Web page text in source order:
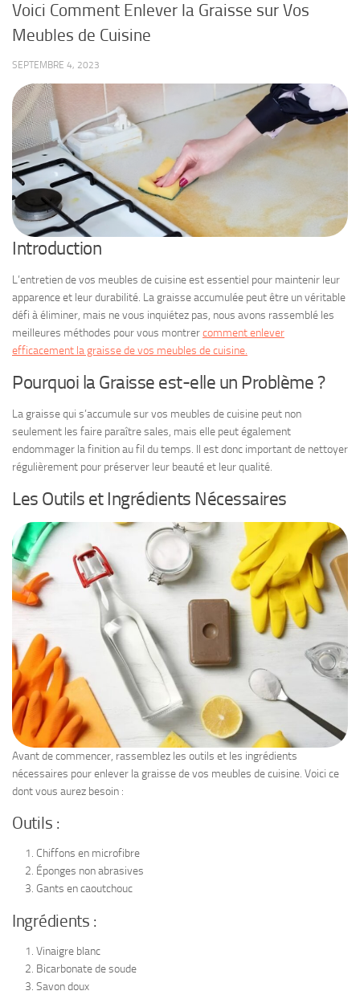
Voici Comment Enlever la Graisse sur Vos
Meubles de Cuisine
SEPTEMBRE 4, 2023
Introduction
L’entretien de vos meubles de cuisine est essentiel pour maintenir leur
apparence et leur durabilité. La graisse accumulée peut être un véritable
défi à éliminer, mais ne vous inquiétez pas, nous avons rassemblé les
meilleures méthodes pour vous montrercomment enlever
efficacement la graisse de vos meubles de cuisine.
Pourquoi la Graisse est-elle un Problème ?
La graisse qui s’accumule sur vos meubles de cuisine peut non
seulement les faire paraître sales, mais elle peut également
endommager la finition au fil du temps. Il est donc important de nettoyer
régulièrement pour préserver leur beauté et leur qualité.
Les Outils et Ingrédients Nécessaires
Avant de commencer, rassemblez les outils et les ingrédients
nécessaires pour enlever la graisse de vos meubles de cuisine. Voici ce
dont vous aurez besoin :
Outils :
Chiffons en microfibre
Éponges non abrasives
Gants en caoutchouc
Ingrédients :
Vinaigre blanc
Bicarbonate de soude
Savon doux